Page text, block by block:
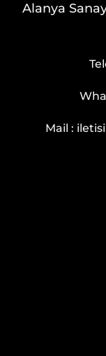
Alanya
Mail :